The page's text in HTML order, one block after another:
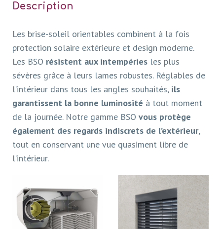
Description
Les brise-soleil orientables combinent à la fois
protection solaire extérieure et design moderne.
Les BSO résistent aux intempéries les plus
sévères grâce à leurs lames robustes. Réglables de
l’intérieur dans tous les angles souhaités, ils
garantissent la bonne luminosité à tout moment
de la journée. Notre gamme BSO vous protège
également des regards indiscrets de l’extérieur,
tout en conservant une vue quasiment libre de
l’intérieur.